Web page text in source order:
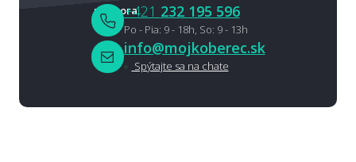
+421 232 195 596
Po - Pia: 9 - 18h, So: 9 - 13h
info@mojkoberec.sk
Spýtajte sa na chate